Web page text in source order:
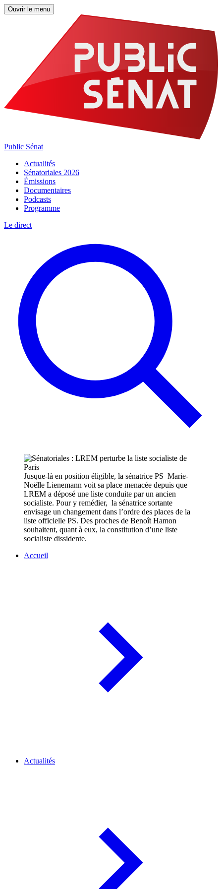
Ouvrir le menu
Public Sénat
Actualités
Sénatoriales 2026
Émissions
Documentaires
Podcasts
Programme
Le direct
Jusque-là en position éligible, la sénatrice PS Marie-
Noëlle Lienemann voit sa place menacée depuis que
LREM a déposé une liste conduite par un ancien
socialiste. Pour y remédier, la sénatrice sortante
envisage un changement dans l’ordre des places de la
liste officielle PS. Des proches de Benoît Hamon
souhaitent, quant à eux, la constitution d’une liste
socialiste dissidente.
Accueil
Actualités